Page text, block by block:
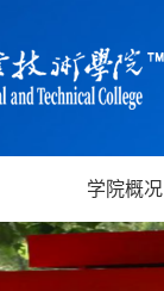
学院概况